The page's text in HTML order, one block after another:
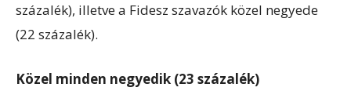
százalék), illetve a Fidesz szavazók közel negyede
(22 százalék).
Közel minden negyedik (23 százalék)